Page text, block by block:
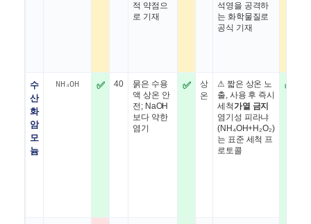
적 약점으
로 기재
석영을 공격하
는 화학물질로
공식 기재
수
산
화
암
모
늄
NH₄OH ✅ 40
묽은 수용
액 상온 안
전; NaOH
보다 약한
염기
✅
상
온
⚠ 짧은 상온 노
출, 사용 후 즉시
세척가열 금지
염기성 피라냐
(NH₄OH+H₂O₂)
는 표준 세척 프
로토콜
✅